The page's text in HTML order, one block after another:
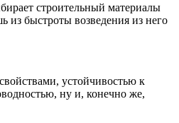
строительный материалы
из быстроты возведения из него
устойчивостью к
ну и, конечно же,